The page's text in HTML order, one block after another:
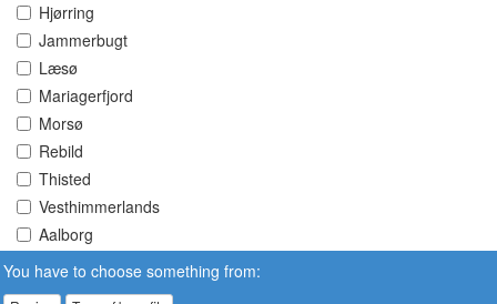
Hjørring
Jammerbugt
Læsø
Mariagerfjord
Morsø
Rebild
Thisted
Vesthimmerlands
Aalborg
You have to choose something from: